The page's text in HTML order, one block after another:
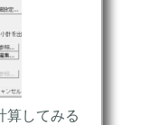
算してみる